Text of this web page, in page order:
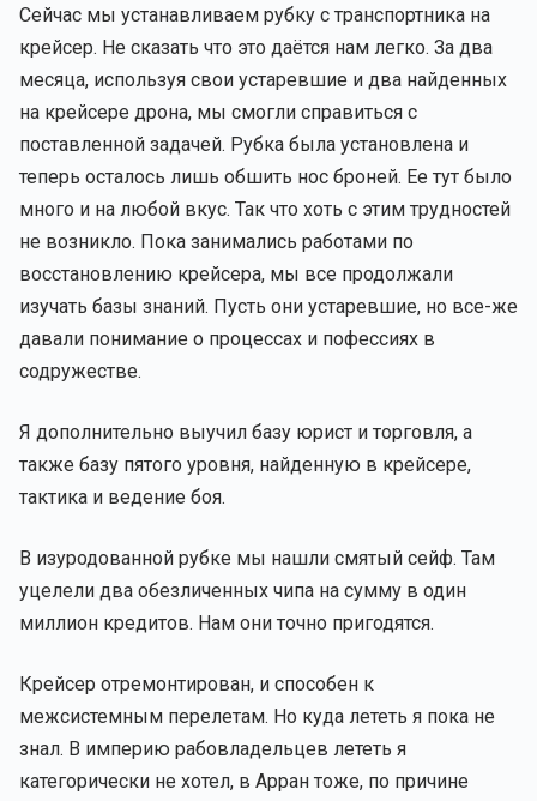
Сейчас мы устанавливаем рубку с транспортника на
крейсер. Не сказать что это даётся нам легко. За два
месяца, используя свои устаревшие и два найденных
на крейсере дрона, мы смогли справиться с
поставленной задачей. Рубка была установлена и
теперь осталось лишь обшить нос броней. Ее тут было
много и на любой вкус. Так что хоть с этим трудностей
не возникло. Пока занимались работами по
восстановлению крейсера, мы все продолжали
изучать базы знаний. Пусть они устаревшие, но все-же
давали понимание о процессах и пофессиях в
содружестве.
Я дополнительно выучил базу юрист и торговля, а
также базу пятого уровня, найденную в крейсере,
тактика и ведение боя.
В изуродованной рубке мы нашли смятый сейф. Там
уцелели два обезличенных чипа на сумму в один
миллион кредитов. Нам они точно пригодятся.
Крейсер отремонтирован, и способен к
межсистемным перелетам. Но куда лететь я пока не
знал. В империю рабовладельцев лететь я
категорически не хотел, в Арран тоже, по причине